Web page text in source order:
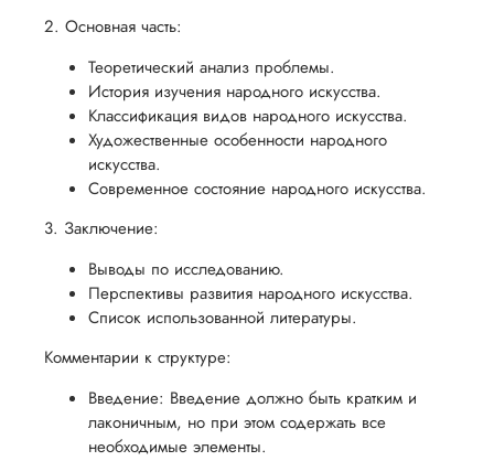
2. Основная часть:
Теоретический анализ проблемы.
История изучения народного искусства.
Классификация видов народного искусства.
Художественные особенности народного
искусства.
Современное состояние народного искусства.
3. Заключение:
Выводы по исследованию.
Перспективы развития народного искусства.
Список использованной литературы.
Комментарии к структуре:
Введение: Введение должно быть кратким и
лаконичным, но при этом содержать все
необходимые элементы.